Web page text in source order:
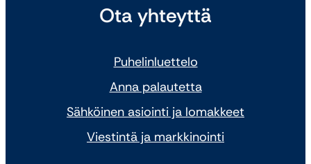
Ota yhteyttä
Puhelinluettelo
Anna palautetta
Sähköinen asiointi ja lomakkeet
Viestintä ja markkinointi